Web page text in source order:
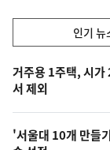
기,
최
신,
오
인기 뉴
인
기
뉴
스
거주용 1주택, 시가
서 제외
'서울대 10개 만들